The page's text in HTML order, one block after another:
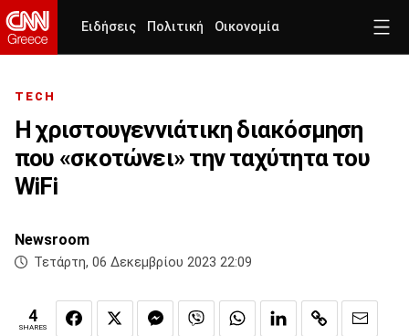
Ειδήσεις Πολιτική Οικονομία
TECH
Η χριστουγεννιάτικη διακόσμηση
που «σκοτώνει» την ταχύτητα του
WiFi
Newsroom
Τετάρτη, 06 Δεκεμβρίου 2023 22:09
4
SHARES